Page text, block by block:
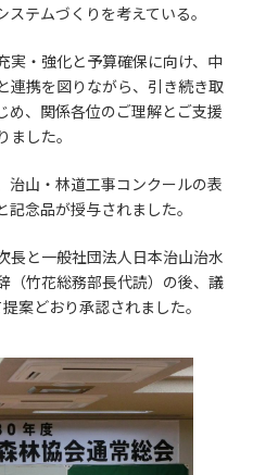
テムづくりを考えている。
・強化と予算確保に向け、中
連携を図りながら、引き続き取
め、関係各位のご理解とご支援
した。
山・林道工事コンクールの表
念品が授与されました。
と一般社団法人日本治山治水
（竹花総務部長代読）の後、議
案どおり承認されました。